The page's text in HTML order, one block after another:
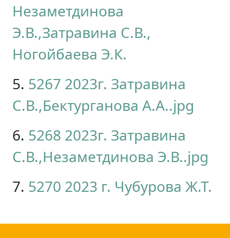
Незаметдинова
Э.В.,Затравина С.В.,
Ногойбаева Э.К.
5. 5267 2023г. Затравина
С.В.,Бектурганова А.А..jpg
6. 5268 2023г. Затравина
С.В.,Незаметдинова Э.В..jpg
7. 5270 2023 г. Чубурова Ж.Т.